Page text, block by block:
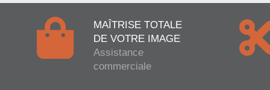
MAÎTRISE TOTALE
DE VOTRE IMAGE
Assistance
commerciale